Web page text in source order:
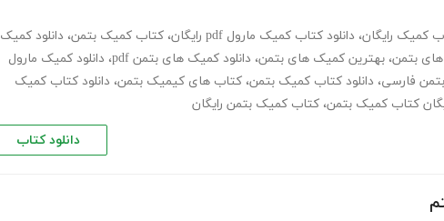
کمیک رایگان، دانلود کتاب کمیک مارول pdf رایگان ، کتاب کمیک بتمن، دانلود کمیک
بتمن، بهترین کمیک های بتمن، دانلود کمیک های بتمن pdf ، دانلود کمیک مارول
فارسی، دانلود کتاب کمیک بتمن، کتاب های کیمیک بتمن، دانلود کتاب کمیک
کتاب کمیک بتمن، کتاب کمیک بتمن رایگان
دانلود کتاب